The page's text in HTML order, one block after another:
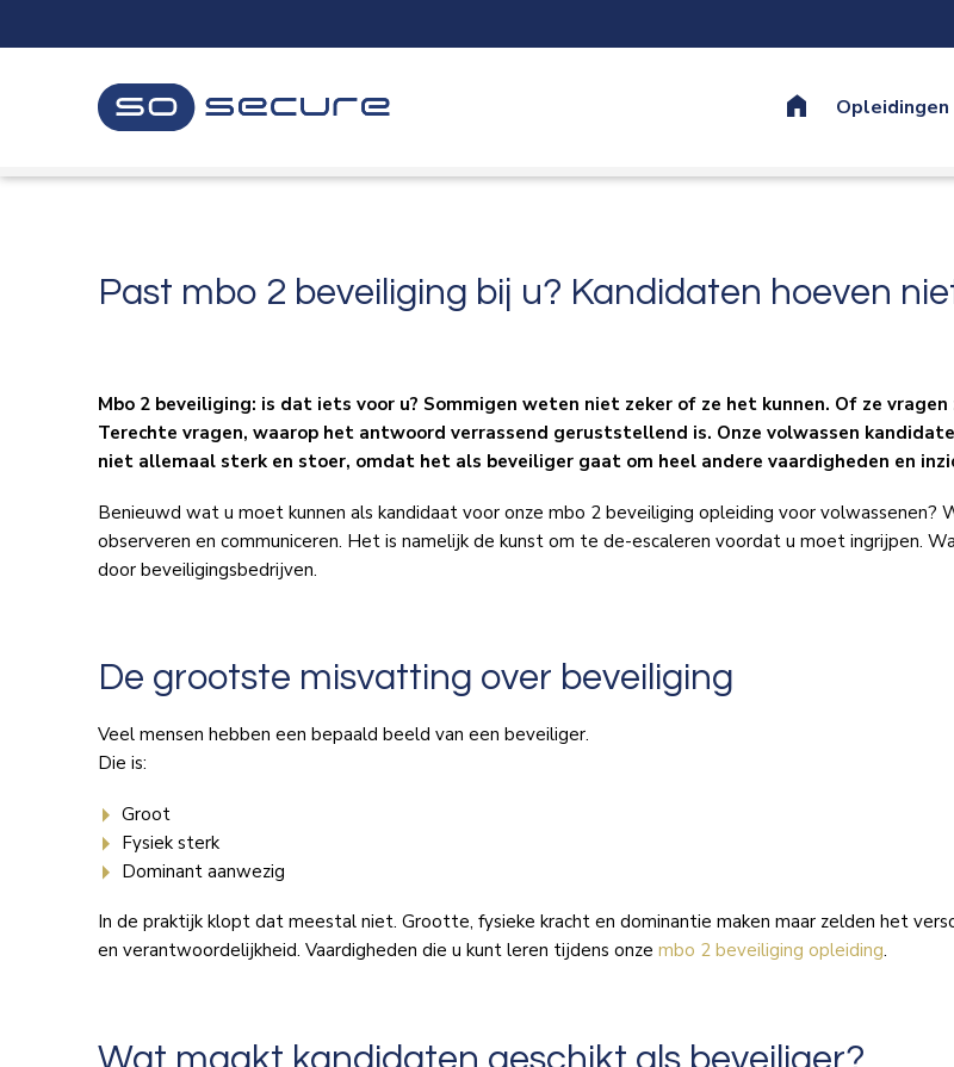
links
Spring
inhoud
HomeOpleidingen
Past mbo 2 beveiliging bij u? Kandidaten hoeven
Mbo 2 beveiliging: is dat iets voor u? Sommigen weten niet zeker of ze het kunnen. Of ze
Terechte vragen, waarop het antwoord verrassend geruststellend is. Onze volwassen
niet allemaal sterk en stoer, omdat het als beveiliger gaat om heel andere vaardigheden en
Benieuwd wat u moet kunnen als kandidaat voor onze mbo 2 beveiliging opleiding voor
observeren en communiceren. Het is namelijk de kunst om te de-escaleren voordat u moet ingrijpen.
door beveiligingsbedrijven.
De grootste misvatting over beveiliging
Veel mensen hebben een bepaald beeld van een beveiliger.
Die is:
Groot
Fysiek sterk
Dominant aanwezig
In de praktijk klopt dat meestal niet. Grootte, fysieke kracht en dominantie maken maar zelden het
en verantwoordelijkheid. Vaardigheden die u kunt leren tijdens onze mbo 2 beveiliging opleiding.